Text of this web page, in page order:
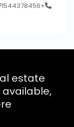
+971544378456 |
estate